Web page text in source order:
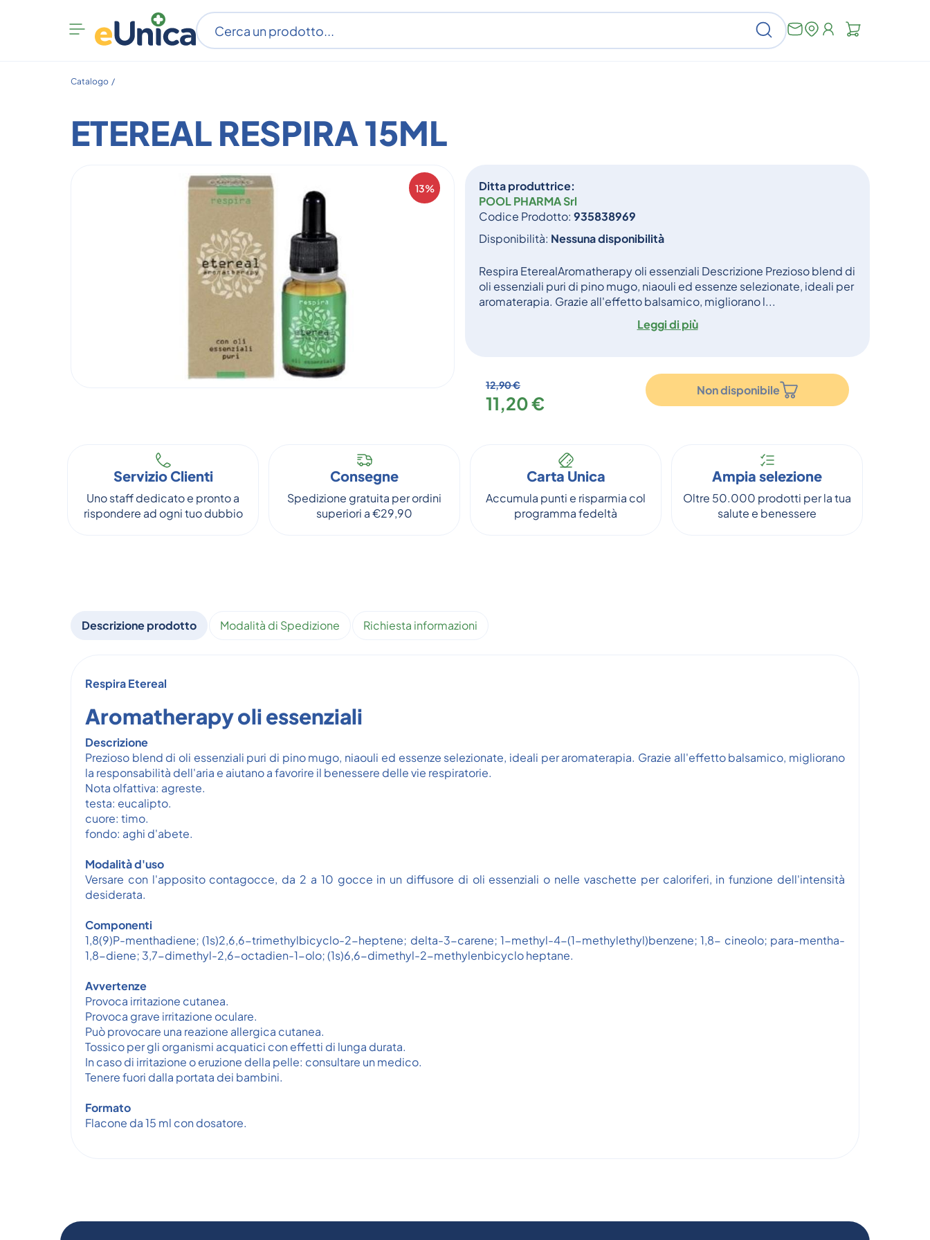
Apri
menu
Cerca
Catalogo /
ETEREAL RESPIRA 15ML
13%
Ditta produttrice:
POOL PHARMA Srl
Codice Prodotto: 935838969
Disponibilità: Nessuna disponibilità
Respira EterealAromatherapy oli essenziali Descrizione Prezioso blend di
oli essenziali puri di pino mugo, niaouli ed essenze selezionate, ideali per
aromaterapia. Grazie all'effetto balsamico, migliorano l...
Leggi di più
12,90 €
11,20 €
Non disponibile
Servizio Clienti
Uno staff dedicato e pronto a
rispondere ad ogni tuo dubbio
Consegne
Spedizione gratuita per ordini
superiori a €29,90
Carta Unica
Accumula punti e risparmia col
programma fedeltà
Ampia selezione
Oltre 50.000 prodotti per la tua
salute e benessere
Descrizione prodotto Modalità di Spedizione Richiesta informazioni
Respira Etereal
Aromatherapy oli essenziali
Descrizione
Prezioso blend di oli essenziali puri di pino mugo, niaouli ed essenze selezionate, ideali per aromaterapia. Grazie all'effetto balsamico, migliorano
la responsabilità dell'aria e aiutano a favorire il benessere delle vie respiratorie.
Nota olfattiva: agreste.
testa: eucalipto.
cuore: timo.
fondo: aghi d'abete.
Modalità d'uso
Versare con l'apposito contagocce, da 2 a 10 gocce in un diffusore di oli essenziali o nelle vaschette per caloriferi, in funzione dell'intensità
desiderata.
Componenti
1,8(9)P-menthadiene; (1s)2,6,6-trimethylbicyclo-2-heptene; delta-3-carene; 1-methyl-4-(1-methylethyl)benzene; 1,8- cineolo; para-mentha-
1,8-diene; 3,7-dimethyl-2,6-octadien-1-olo; (1s)6,6-dimethyl-2-methylenbicyclo heptane.
Avvertenze
Provoca irritazione cutanea.
Provoca grave irritazione oculare.
Può provocare una reazione allergica cutanea.
Tossico per gli organismi acquatici con effetti di lunga durata.
In caso di irritazione o eruzione della pelle: consultare un medico.
Tenere fuori dalla portata dei bambini.
Formato
Flacone da 15 ml con dosatore.